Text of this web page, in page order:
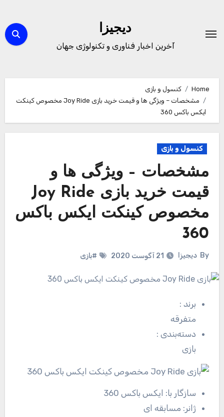
content
دیجیزا
آخرین اخبار فناوری و تکنولوژی جهان
Home
کنسول و بازی
مشخصات – ویژگی ها و قیمت خرید بازی Joy Ride مخصوص کینکت
ایکس باکس 360
کنسول و بازی
مشخصات – ویژگی ها و
قیمت خرید بازی Joy Ride
مخصوص کینکت ایکس باکس
360
By دیجیزا 21 آگوست 2020 #بازی
برند:
متفرقه
دسته‌بندی:
بازی
سازگار با: ایکس باکس 360
ژانر: مسابقه ای